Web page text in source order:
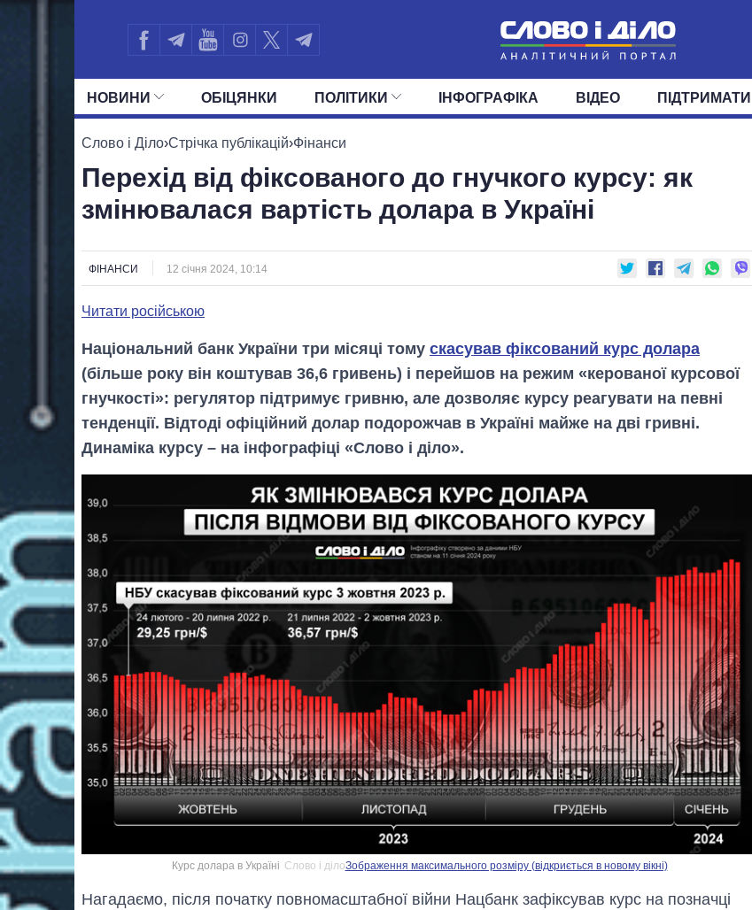
НОВИНИ
ПОЛІТИКА ЕКОНОМІКА СУСПІЛЬСТВО
ОБIЦЯНКИ ПОЛIТИКИ
УСІ ПОЛІТИКИ ПРЕЗИДЕНТ І ОФІС
ДЕПУТАТИ КОМІТЕТИ ФРАКЦІЇ ОКРУГИ
ІНФОГРАФІКА ВІДЕО ПІДТРИМАТИ
Слово і Діло›Стрічка публікацій›Фінанси
Перехід від фіксованого до гнучкого курсу: як
змінювалася вартість долара в Україні
ФІНАНСИ 12 січня 2024, 10:14
Читати російською
Національний банк України три місяці тому скасував фіксований курс долара
(більше року він коштував 36,6 гривень) і перейшов на режим «керованої курсової
гнучкості»: регулятор підтримує гривню, але дозволяє курсу реагувати на певні
тенденції. Відтоді офіційний долар подорожчав в Україні майже на дві гривні.
Динаміка курсу – на інфографіці «Слово і діло».
Курс долара в Україні Слово і ділоЗображення максимального розміру (відкриється в новому вікні)
Нагадаємо, після початку повномасштабної війни Нацбанк зафіксував курс на позначці